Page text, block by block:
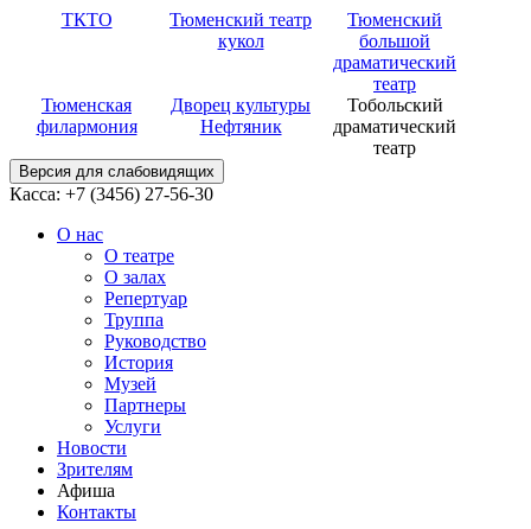
ТКТО
Тюменский театр
кукол
Тюменский
большой
драматический
театр
Тюменская
филармония
Дворец культуры
Нефтяник
Тобольский
драматический
театр
Версия для слабовидящих
Касса: +7 (3456) 27-56-30
О нас
О театре
О залах
Репертуар
Труппа
Руководство
История
Музей
Партнеры
Услуги
Новости
Зрителям
Афиша
Контакты